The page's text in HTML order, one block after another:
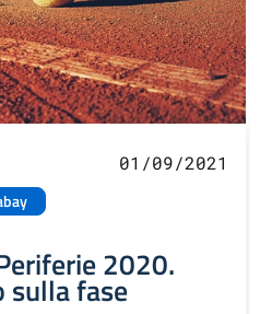
01/09/2021
2020.
sulla fase